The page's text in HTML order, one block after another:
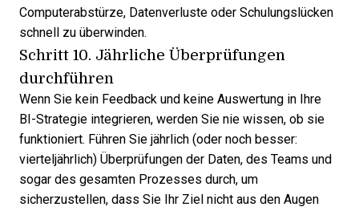
Computerabstürze, Datenverluste oder Schulungslücken
schnell zu überwinden.
Schritt 10. Jährliche Überprüfungen
durchführen
Wenn Sie kein Feedback und keine Auswertung in Ihre
BI-Strategie integrieren, werden Sie nie wissen, ob sie
funktioniert. Führen Sie jährlich (oder noch besser:
vierteljährlich) Überprüfungen der Daten, des Teams und
sogar des gesamten Prozesses durch, um
sicherzustellen, dass Sie Ihr Ziel nicht aus den Augen